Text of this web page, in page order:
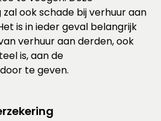
ook schade bij verhuur aan
is in ieder geval belangrijk
verhuur aan derden, ook
is, aan de
te geven.